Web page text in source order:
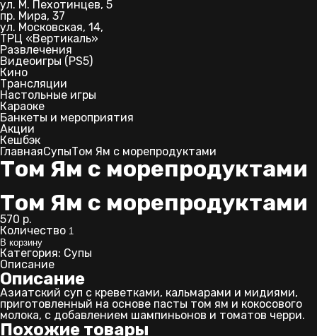
ул. М. Пехотинцев, 5
пр. Мира, 37
ул. Московская, 14,
ТРЦ «Вертикаль»
Развлечения
Видеоигры (PS5)
Кино
Трансляции
Настольные игры
Караоке
Банкеты и мероприятия
Акции
Кешбэк
ГлавнаяСупыТом Ям с морепродуктами
Том Ям с морепродуктами
Том Ям с морепродуктами
570 р.
Количество
В корзину
Категория: Супы
Описание
Описание
Азиатский суп с креветками, кальмарами и мидиями,
приготовленный на основе пасты том ям и кокосового
молока, с добавлением шампиньонов и томатов черри.
Похожие товары